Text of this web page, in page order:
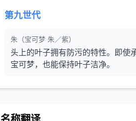
第九世代
朱（宝可梦 朱／紫）
头上的叶子拥有防污的特性。即使
宝可梦，也能保持叶子洁净。